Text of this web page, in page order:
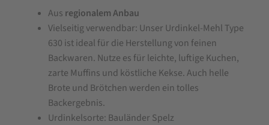
Aus regionalem Anbau
Vielseitig verwendbar: Unser Urdinkel-Mehl Type
630 ist ideal für die Herstellung von feinen
Backwaren. Nutze es für leichte, luftige Kuchen,
zarte Muffins und köstliche Kekse. Auch helle
Brote und Brötchen werden ein tolles
Backergebnis.
Urdinkelsorte: Bauländer Spelz